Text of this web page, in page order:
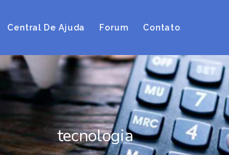
Central De Ajuda Forum Contato
tecnologia